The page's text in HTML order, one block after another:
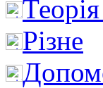
Різне